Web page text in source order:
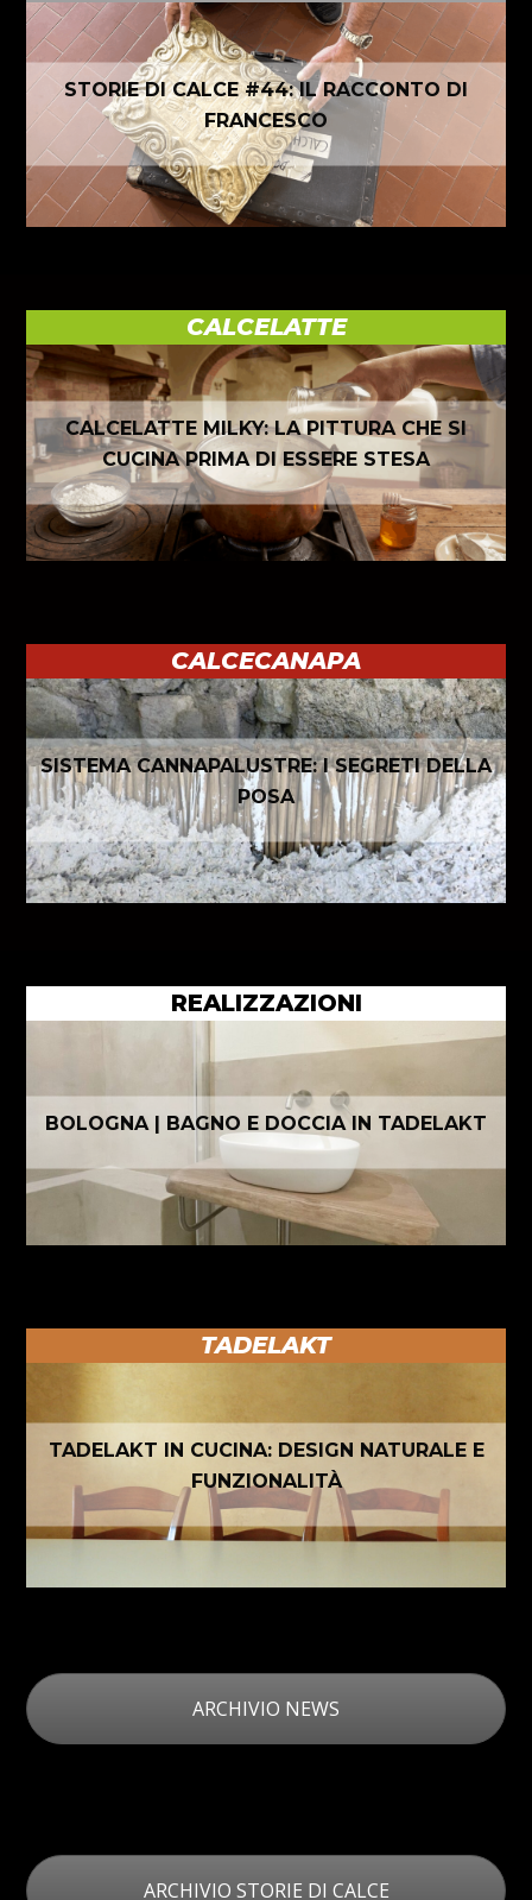
STORIE DI CALCE #44: IL RACCONTO DI
FRANCESCO
CALCELATTE
CALCELATTE MILKY: LA PITTURA CHE SI
CUCINA PRIMA DI ESSERE STESA
CALCECANAPA
SISTEMA CANNAPALUSTRE: I SEGRETI DELLA
POSA
REALIZZAZIONI
BOLOGNA | BAGNO E DOCCIA IN TADELAKT
TADELAKT
TADELAKT IN CUCINA: DESIGN NATURALE E
FUNZIONALITÀ
ARCHIVIO NEWS
ARCHIVIO STORIE DI CALCE